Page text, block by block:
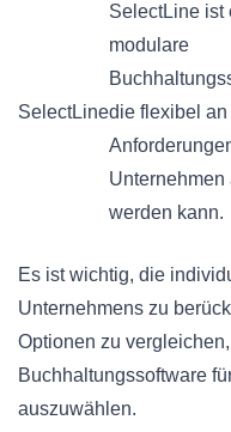
SelectLine
SelectLine ist
modulare
die flexibel an
Unternehmen
werden kann.
Es ist wichtig, die
Unternehmens zu
Optionen zu
Buchhaltungssoftware
auszuwählen.